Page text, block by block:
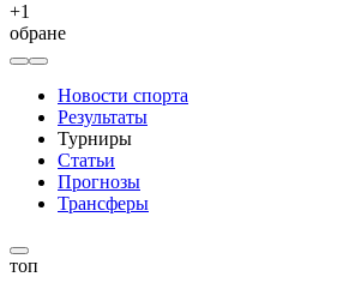
+1
обране
Новости спорта
Результаты
Турниры
Статьи
Прогнозы
Трансферы
топ